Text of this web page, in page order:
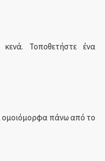
Τοποθετήστε ένα
ομοιόμορφα πάνω από το